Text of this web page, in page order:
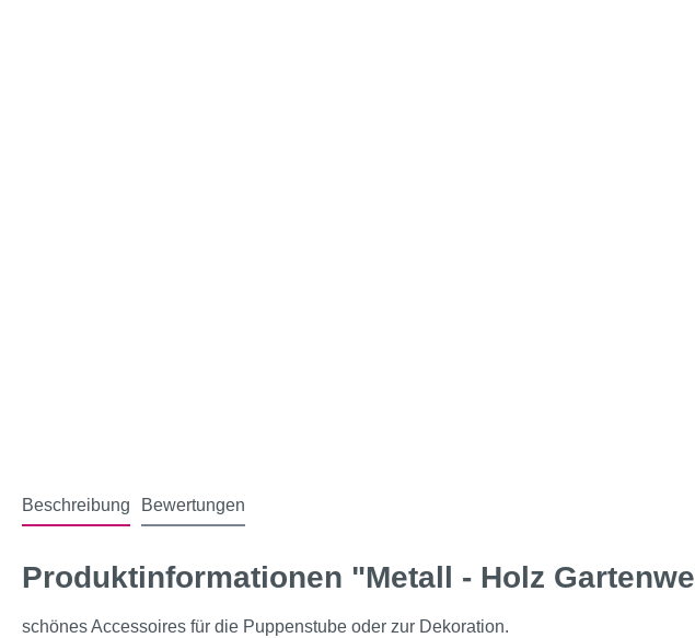
Beschreibung Bewertungen
Produktinformationen "Metall - Holz
schönes Accessoires für die Puppenstube oder zur Dekoration.